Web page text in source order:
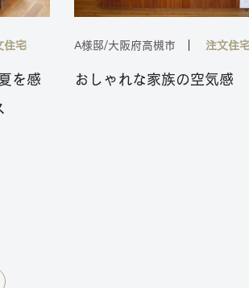
住宅
を感
A様邸/大阪府高槻市 注文住
おしゃれな家族の空気感